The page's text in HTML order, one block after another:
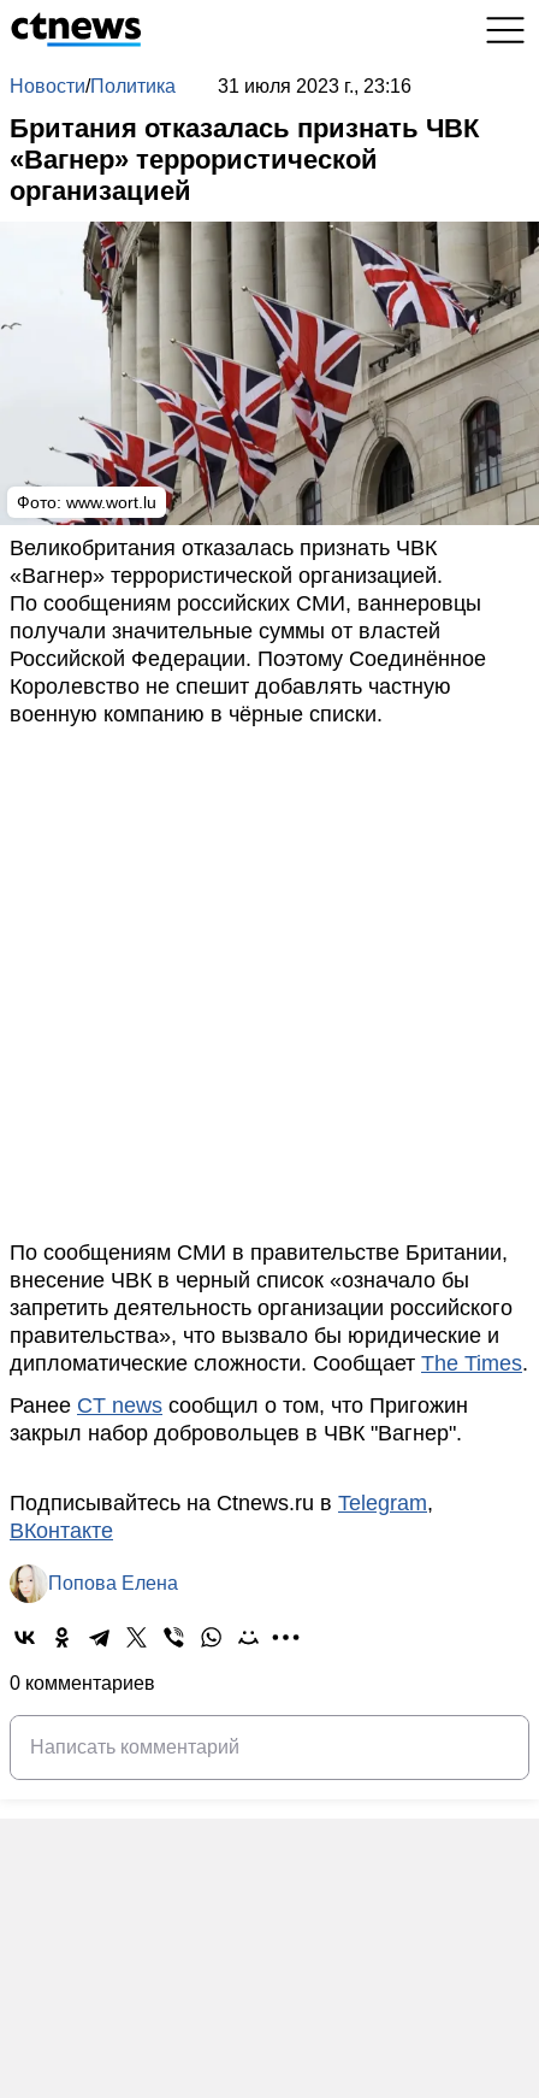
Новости/Политика 31 июля 2023 г., 23:16
Британия отказалась признать ЧВК
«Вагнер» террористической
организацией
Фото: www.wort.lu
Великобритания отказалась признать ЧВК
«Вагнер» террористической организацией.
По сообщениям российских СМИ, ваннеровцы
получали значительные суммы от властей
Российской Федерации. Поэтому Соединённое
Королевство не спешит добавлять частную
военную компанию в чёрные списки.
По сообщениям СМИ в правительстве Британии,
внесение ЧВК в черный список «означало бы
запретить деятельность организации российского
правительства», что вызвало бы юридические и
дипломатические сложности. Сообщает The Times.
Ранее CT news сообщил о том, что Пригожин
закрыл набор добровольцев в ЧВК "Вагнер".
Подписывайтесь на Ctnews.ru в Telegram,
ВКонтакте
Попова Елена
0 комментариев